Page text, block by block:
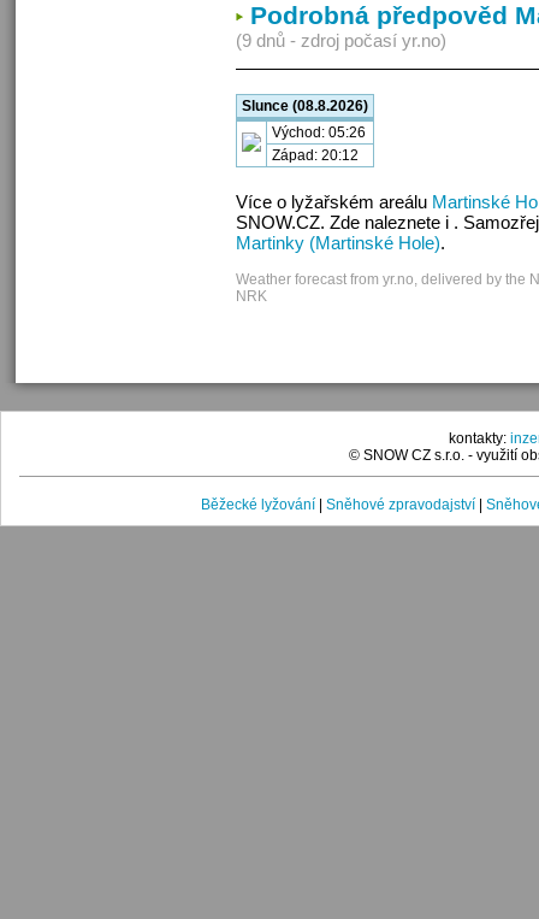
Podrobná předpověd
(9 dnů - zdroj počasí yr.no)
Slunce (08.8.2026)
Východ: 05:26
Západ: 20:12
Více o lyžařském areálu Martinské
SNOW.CZ. Zde naleznete i .
Martinky (Martinské Hole).
Weather forecast from yr.no, delivered by the
NRK
kontakty:
© SNOW CZ s.r.o. - využití
Běžecké lyžování Sněhové zpravodajství